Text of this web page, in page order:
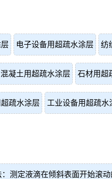
电子设备用超疏水涂层 纺
混凝土用超疏水涂层 石材用超
疏水涂层 工业设备用超疏水
测定液滴在倾斜表面开始滚动